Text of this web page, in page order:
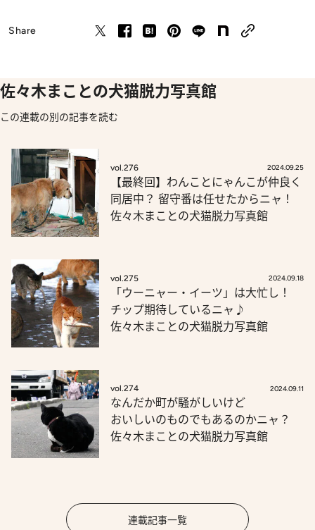
Share
佐々木まことの犬猫脱力写真館
この連載の別の記事を読む
vol.276 2024.09.25
【最終回】わんことにゃんこが仲良く
同居中？ 留守番は任せたからニャ！
佐々木まことの犬猫脱力写真館
vol.275 2024.09.18
「ウーニャー・イーツ」は大忙し！
チップ期待しているニャ♪
佐々木まことの犬猫脱力写真館
vol.274 2024.09.11
なんだか町が騒がしいけど
おいしいのものでもあるのかニャ？
佐々木まことの犬猫脱力写真館
連載記事一覧